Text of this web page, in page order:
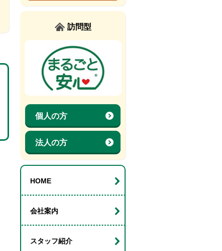
訪問型
個人の方
法人の方
HOME
会社案内
スタッフ紹介